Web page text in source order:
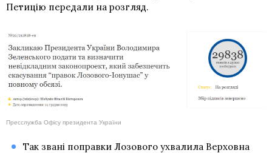
Петицію передали на розгляд.
Пресслужба Офісу президента України
Так звані поправки Лозового ухвалила Верховна